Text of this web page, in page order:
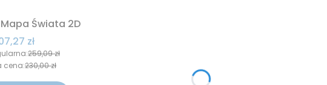
Świata 2D
promocyjna
zł
259,09 zł
cena:230,00 zł